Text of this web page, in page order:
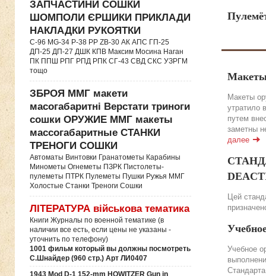
ЗАПЧАСТИНИ СОШКИ
ШОМПОЛИ ЄРШИКИ ПРИКЛАДИ
НАКЛАДКИ РУКОЯТКИ
C-96 MG-34 P-38 PP ZB-30 АК АПС ГП-25
ДП-25 ДП-27 ДШК КПВ Максим Мосина Наган
ПК ППШ РПГ РПД РПК СГ-43 СВД CКС УЗРГМ
тощо
ЗБРОЯ ММГ макети
масогабаритні Верстати триноги
сошки ОРУЖИЕ ММГ макеты
массогабаритные СТАНКИ
ТРЕНОГИ СОШКИ
Автоматы Винтовки Гранатометы Карабины
Минометы Огнеметы ПЗРК Пистолеты-
пулеметы ПТРК Пулеметы Пушки Ружья ММГ
Холостые Станки Треноги Сошки
ЛІТЕРАТУРА військова тематика
Книги Журналы по военной тематике (в
наличии все есть, если цены не указаны -
уточнить по телефону)
1001 фильм который вы должны посмотреть
С.Шнайдер (960 стр.) Арт ЛИ0407
1943 Mod D-1 152-mm HOWITZER Gun in
Макеты
Макеты
утратило
путем
заметны
далее
Цей
Учебное